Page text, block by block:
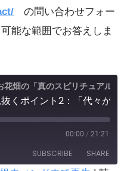
の問い合わせフォー
能な範囲でお答えしま
00:00 / 21:21
SUBSCRIBE SHARE